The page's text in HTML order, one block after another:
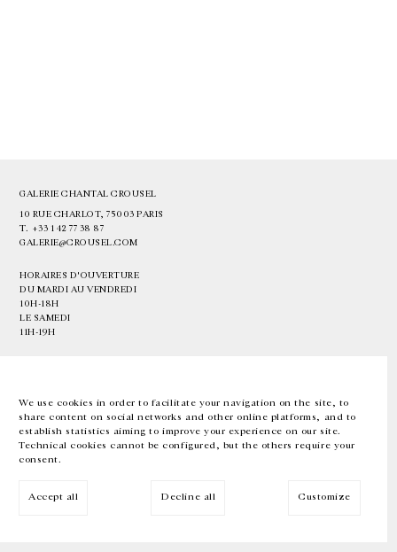
We use cookies in order to facilitate your navigation on the site, to
share content on social networks and other online platforms, and to
establish statistics aiming to improve your experience on our site.
Technical cookies cannot be configured, but the others require your
consent.
Accept all Decline all Customize
GALERIE CHANTAL CROUSEL
10 RUE CHARLOT, 75003 PARIS
T. +33 1 42 77 38 87
GALERIE@CROUSEL.COM
HORAIRES D'OUVERTURE
DU MARDI AU VENDREDI
10H-18H
LE SAMEDI
11H-19H
EN FR 中文 Facebook Instagram
Inscrivez-vous à notre newsletter